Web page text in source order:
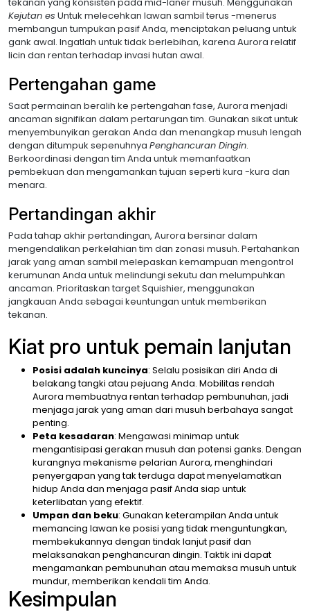
Kejutan es Untuk melecehkan lawan sambil terus -menerus
membangun tumpukan pasif Anda, menciptakan peluang untuk
gank awal. Ingatlah untuk tidak berlebihan, karena Aurora relatif
licin dan rentan terhadap invasi hutan awal.
Pertengahan game
Saat permainan beralih ke pertengahan fase, Aurora menjadi
ancaman signifikan dalam pertarungan tim. Gunakan sikat untuk
menyembunyikan gerakan Anda dan menangkap musuh lengah
dengan ditumpuk sepenuhnya Penghancuran Dingin.
Berkoordinasi dengan tim Anda untuk memanfaatkan
pembekuan dan mengamankan tujuan seperti kura -kura dan
menara.
Pertandingan akhir
Pada tahap akhir pertandingan, Aurora bersinar dalam
mengendalikan perkelahian tim dan zonasi musuh. Pertahankan
jarak yang aman sambil melepaskan kemampuan mengontrol
kerumunan Anda untuk melindungi sekutu dan melumpuhkan
ancaman. Prioritaskan target Squishier, menggunakan
jangkauan Anda sebagai keuntungan untuk memberikan
tekanan.
Kiat pro untuk pemain lanjutan
Posisi adalah kuncinya: Selalu posisikan diri Anda di
belakang tangki atau pejuang Anda. Mobilitas rendah
Aurora membuatnya rentan terhadap pembunuhan, jadi
menjaga jarak yang aman dari musuh berbahaya sangat
penting.
Peta kesadaran: Mengawasi minimap untuk
mengantisipasi gerakan musuh dan potensi ganks. Dengan
kurangnya mekanisme pelarian Aurora, menghindari
penyergapan yang tak terduga dapat menyelamatkan
hidup Anda dan menjaga pasif Anda siap untuk
keterlibatan yang efektif.
Umpan dan beku: Gunakan keterampilan Anda untuk
memancing lawan ke posisi yang tidak menguntungkan,
membekukannya dengan tindak lanjut pasif dan
melaksanakan penghancuran dingin. Taktik ini dapat
mengamankan pembunuhan atau memaksa musuh untuk
mundur, memberikan kendali tim Anda.
Kesimpulan